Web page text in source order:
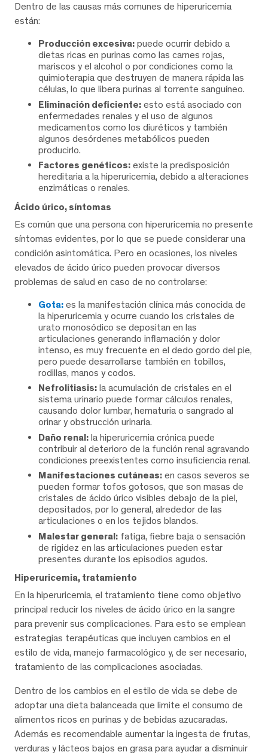
Dentro de las causas más comunes de hiperuricemia
están:
Producción excesiva: puede ocurrir debido a
dietas ricas en purinas como las carnes rojas,
mariscos y el alcohol o por condiciones como la
quimioterapia que destruyen de manera rápida las
células, lo que libera purinas al torrente sanguíneo.
Eliminación deficiente: esto está asociado con
enfermedades renales y el uso de algunos
medicamentos como los diuréticos y también
algunos desórdenes metabólicos pueden
producirlo.
Factores genéticos: existe la predisposición
hereditaria a la hiperuricemia, debido a alteraciones
enzimáticas o renales.
Ácido úrico, síntomas
Es común que una persona con hiperuricemia no presente
síntomas evidentes, por lo que se puede considerar una
condición asintomática. Pero en ocasiones, los niveles
elevados de ácido úrico pueden provocar diversos
problemas de salud en caso de no controlarse:
Gota: es la manifestación clínica más conocida de
la hiperuricemia y ocurre cuando los cristales de
urato monosódico se depositan en las
articulaciones generando inflamación y dolor
intenso, es muy frecuente en el dedo gordo del pie,
pero puede desarrollarse también en tobillos,
rodillas, manos y codos.
Nefrolitiasis: la acumulación de cristales en el
sistema urinario puede formar cálculos renales,
causando dolor lumbar, hematuria o sangrado al
orinar y obstrucción urinaria.
Daño renal: la hiperuricemia crónica puede
contribuir al deterioro de la función renal agravando
condiciones preexistentes como insuficiencia renal.
Manifestaciones cutáneas: en casos severos se
pueden formar tofos gotosos, que son masas de
cristales de ácido úrico visibles debajo de la piel,
depositados, por lo general, alrededor de las
articulaciones o en los tejidos blandos.
Malestar general: fatiga, fiebre baja o sensación
de rigidez en las articulaciones pueden estar
presentes durante los episodios agudos.
Hiperuricemia, tratamiento
En la hiperuricemia, el tratamiento tiene como objetivo
principal reducir los niveles de ácido úrico en la sangre
para prevenir sus complicaciones. Para esto se emplean
estrategias terapéuticas que incluyen cambios en el
estilo de vida, manejo farmacológico y, de ser necesario,
tratamiento de las complicaciones asociadas.
Dentro de los cambios en el estilo de vida se debe de
adoptar una dieta balanceada que limite el consumo de
alimentos ricos en purinas y de bebidas azucaradas.
Además es recomendable aumentar la ingesta de frutas,
verduras y lácteos bajos en grasa para ayudar a disminuir